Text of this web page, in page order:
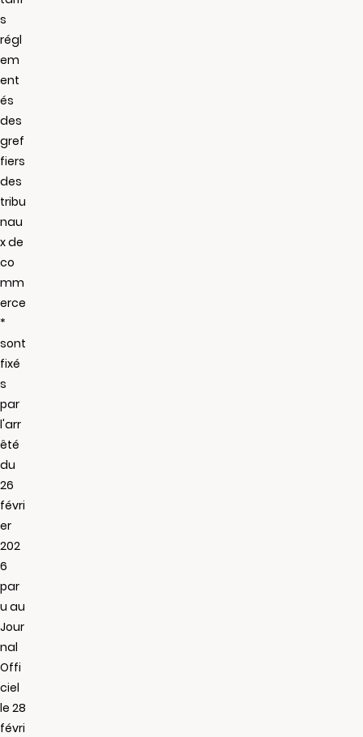
s
régl
em
ent
és
des
gref
fiers
des
tribu
nau
x de
co
mm
erce
*
sont
fixé
s
par
l'arr
êté
du
26
févri
er
202
6
par
u au
Jour
nal
Offi
ciel
le 28
févri